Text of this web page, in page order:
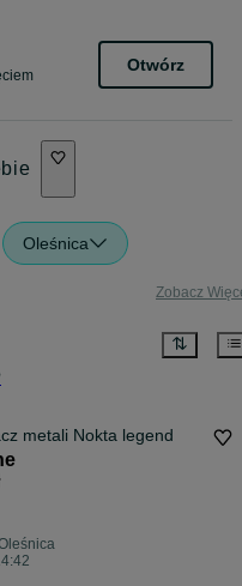
Otwórz
Oleśnica
Zobacz
metali Nokta legend